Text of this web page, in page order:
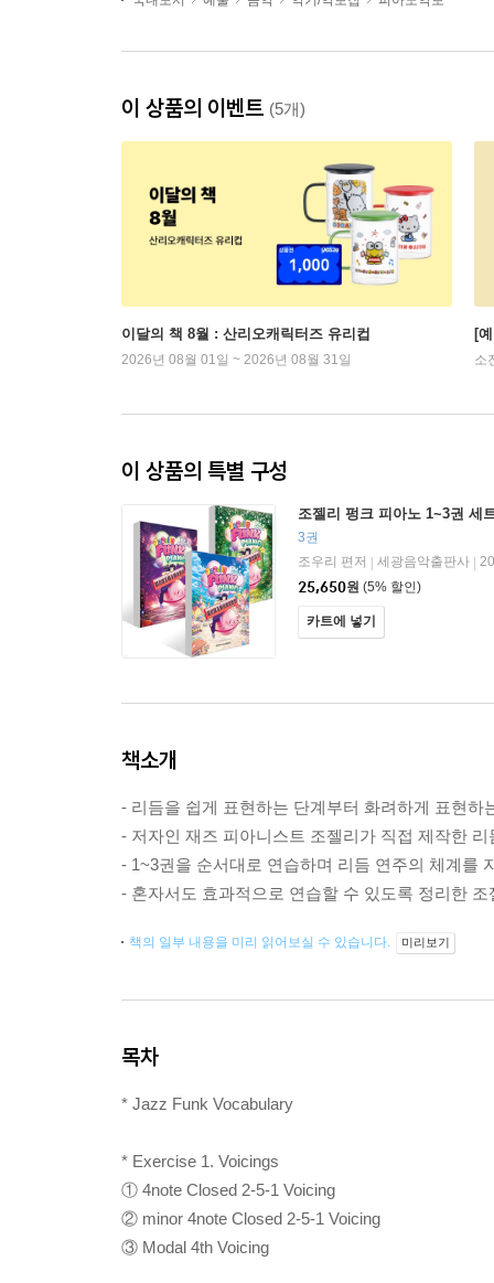
이 상품의 이벤트 (5개)
이달의 책 8월 : 산리오캐릭터즈 유리컵
2026년 08월 01일 ~ 2026년 08월 31일
[
소
이 상품의 특별 구성
조젤리 펑크 피아노 1~3권 세
3권
조우리 편저
세광음악출판사
25,650원 (5% 할인)
카트에 넣기
책소개
- 리듬을 쉽게 표현하는 단계부터 화려하게 표현
- 저자인 재즈 피아니스트 조젤리가 직접 제작한
- 1~3권을 순서대로 연습하며 리듬 연주의 체계를
- 혼자서도 효과적으로 연습할 수 있도록 정리한
책의 일부 내용을 미리 읽어보실 수 있습니다. 미리보기
목차
* Jazz Funk Vocabulary
* Exercise 1. Voicings
① 4note Closed 2-5-1 Voicing
② minor 4note Closed 2-5-1 Voicing
③ Modal 4th Voicing